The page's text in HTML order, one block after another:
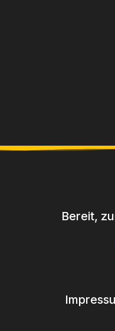
Bereit,